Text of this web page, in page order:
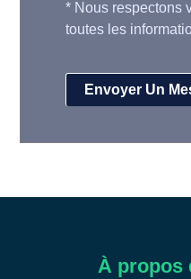
* Nous respectons
toutes les
À propos